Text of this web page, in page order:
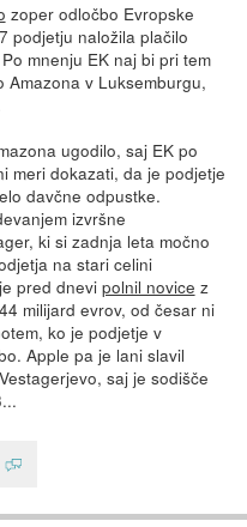
zoper odločbo Evropske
podjetju naložila plačilo
mnenju EK naj bi pri tem
v Luksemburgu,
ugodilo, saj EK po
meri dokazati, da je podjetje
davčne odpustke.
izvršne
ki si zadnja leta močno
na stari celini
pred dnevi polnil novice z
milijard evrov, od česar ni
ko je podjetje v
Apple pa je lani slavil
saj je sodišče